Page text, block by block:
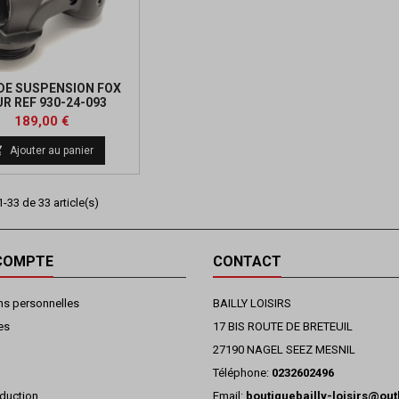
SUSPENSION FOX
REF 930-24-093
Prix
189,00 €
Ajouter au panier
33 de 33 article(s)
personnelles
CONTACT
BAILLY LOISIRS
17 BIS ROUTE DE BRETEUIL
27190 NAGEL SEEZ MESNIL
Téléphone: 0232602496
Email: boutiquebailly-